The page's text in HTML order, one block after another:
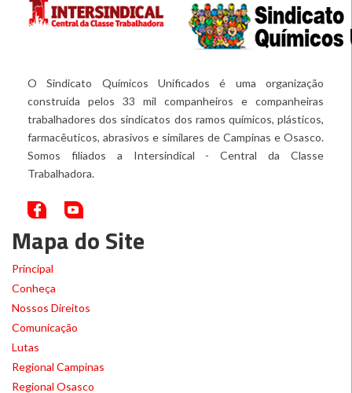
O Sindicato Químicos Unificados é uma organização
construída pelos 33 mil companheiros e companheiras
trabalhadores dos sindicatos dos ramos químicos, plásticos,
farmacêuticos, abrasivos e similares de Campinas e Osasco.
Somos filiados a Intersindical - Central da Classe
Trabalhadora.
Mapa do Site
Principal
Conheça
Nossos Direitos
Comunicação
Lutas
Regional Campinas
Regional Osasco